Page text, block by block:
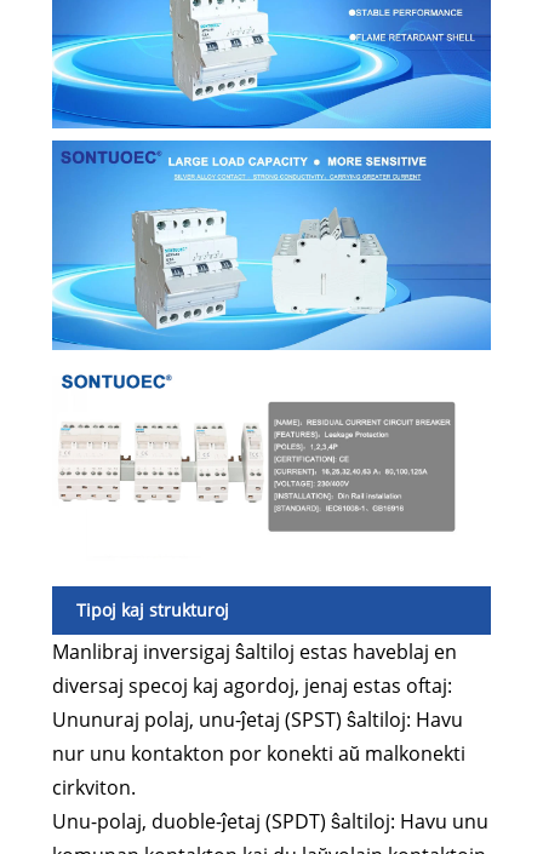
Tipoj kaj strukturoj
Manlibraj inversigaj ŝaltiloj estas haveblaj en
diversaj specoj kaj agordoj, jenaj estas oftaj:
Ununuraj polaj, unu-ĵetaj (SPST) ŝaltiloj: Havu
nur unu kontakton por konekti aŭ malkonekti
cirkviton.
Unu-polaj, duoble-ĵetaj (SPDT) ŝaltiloj: Havu unu